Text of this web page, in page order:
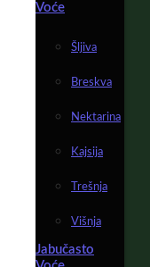
Voće
Šljiva
Breskva
Nektarina
Kajsija
Trešnja
Višnja
Jabučasto